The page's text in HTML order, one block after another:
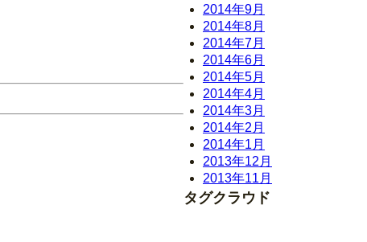
2014年9月
2014年8月
2014年7月
2014年6月
2014年5月
2014年4月
2014年3月
2014年2月
2014年1月
2013年12月
2013年11月
タグクラウド